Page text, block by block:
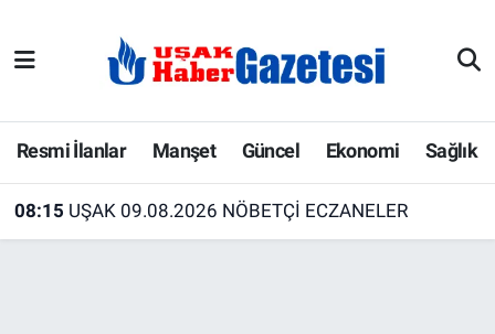
Resmi İlanlar Manşet Güncel Ekonomi Sağlık
08:15 UŞAK 09.08.2026 NÖBETÇİ ECZANELER
E-Gazete
Ekonomi
Uşak Hava Durumu
Uşak Trafik Yoğunluk Haritası
Süper Lig Puan Durumu ve Fikstür